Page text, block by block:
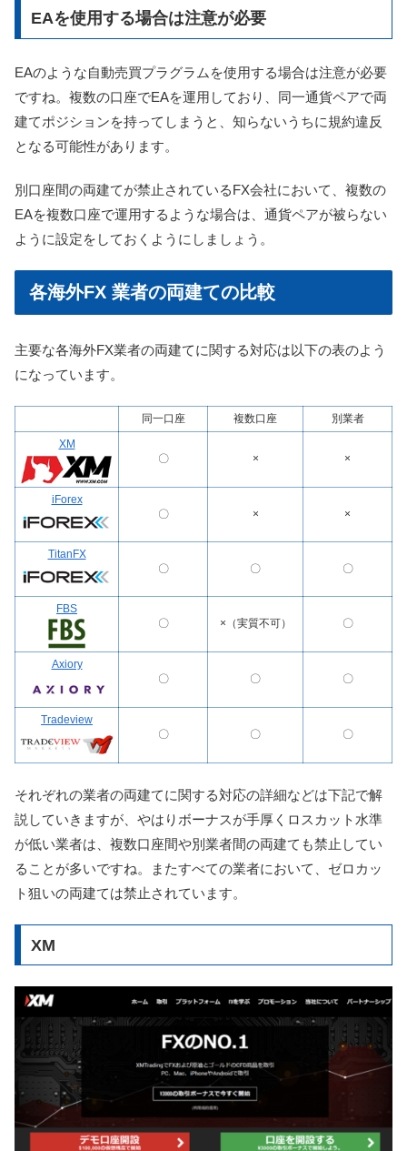
EAを使用する場合は注意が必要
EAのような自動売買プラグラムを使用する場合は注意が必要
ですね。複数の口座でEAを運用しており、同一通貨ペアで両
建てポジションを持ってしまうと、知らないうちに規約違反
となる可能性があります。
別口座間の両建てが禁止されているFX会社において、複数の
EAを複数口座で運用するような場合は、通貨ペアが被らない
ように設定をしておくようにしましょう。
各海外FX 業者の両建ての比較
主要な各海外FX業者の両建てに関する対応は以下の表のよう
になっています。
同一口座 複数口座
別業者
XM
〇
× ×
iForex
〇
× ×
TitanFX
〇
〇 〇
FBS
〇
×（実質不可） 〇
Axiory
〇
〇 〇
Tradeview
〇
〇 〇
それぞれの業者の両建てに関する対応の詳細などは下記で解
説していきますが、やはりボーナスが手厚くロスカット水準
が低い業者は、複数口座間や別業者間の両建ても禁止してい
ることが多いですね。またすべての業者において、ゼロカッ
ト狙いの両建ては禁止されています。
XM